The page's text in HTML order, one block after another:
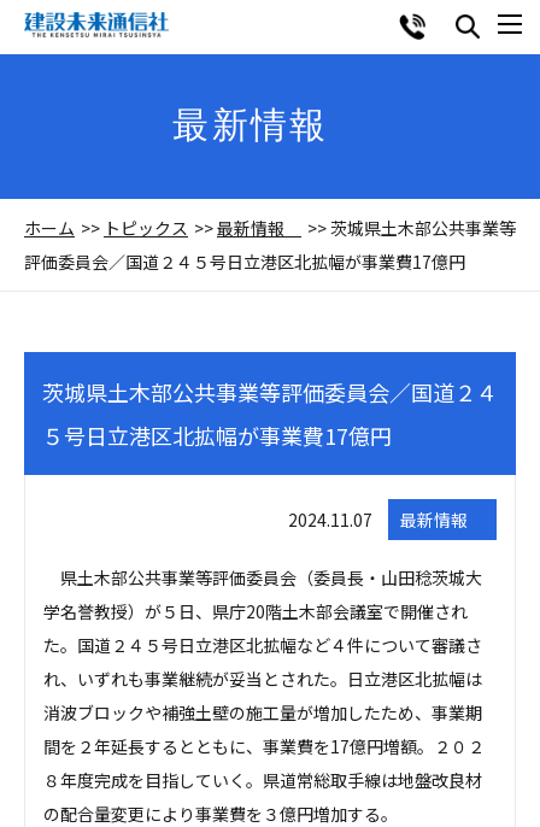
最新情報
ホーム トピックス 最新情報
茨城県土木部公共事業等
評価委員会／国道２４５号日立港区北拡幅が事業費17億円
茨城県土木部公共事業等評価委員会／国道２４
５号日立港区北拡幅が事業費17億円
2024.11.07 最新情報
県土木部公共事業等評価委員会（委員長・山田稔茨城大
学名誉教授）が５日、県庁20階土木部会議室で開催され
た。国道２４５号日立港区北拡幅など４件について審議さ
れ、いずれも事業継続が妥当とされた。日立港区北拡幅は
消波ブロックや補強土壁の施工量が増加したため、事業期
間を２年延長するとともに、事業費を17億円増額。２０２
８年度完成を目指していく。県道常総取手線は地盤改良材
の配合量変更により事業費を３億円増加する。